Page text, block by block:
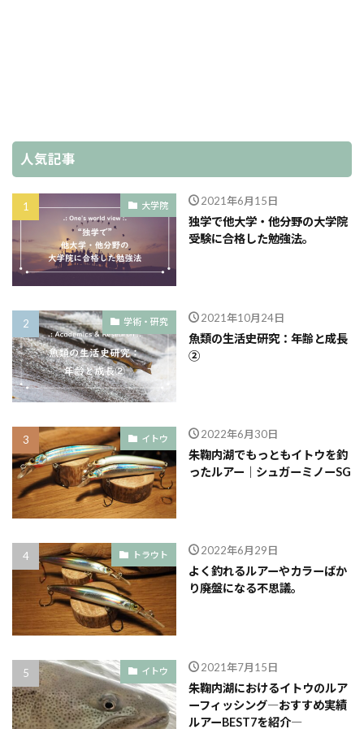
人気記事
大学院 2021年6月15日
独学で他大学・他分野の大学院
受験に合格した勉強法。
学術・研究 2021年10月24日
魚類の生活史研究：年齢と成長
②
イトウ 2022年6月30日
朱鞠内湖でもっともイトウを釣
ったルアー｜シュガーミノーSG
トラウト 2022年6月29日
よく釣れるルアーやカラーばか
り廃盤になる不思議。
イトウ 2021年7月15日
朱鞠内湖におけるイトウのルア
ーフィッシング―おすすめ実績
ルアーBEST7を紹介―